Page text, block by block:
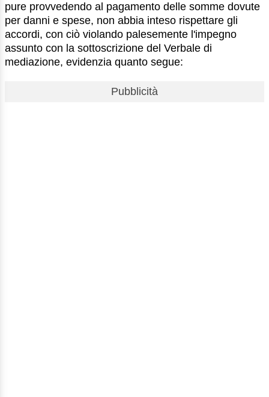
pure provvedendo al pagamento delle somme dovute
per danni e spese, non abbia inteso rispettare gli
accordi, con ciò violando palesemente l'impegno
assunto con la sottoscrizione del Verbale di
mediazione, evidenzia quanto segue:
Pubblicità